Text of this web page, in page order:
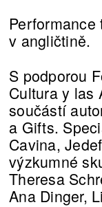
v angličtině.
S podporou
Cultura y las
součástí
a Gifts.
Cavina,
výzkumné
Theresa
Ana Dinger,